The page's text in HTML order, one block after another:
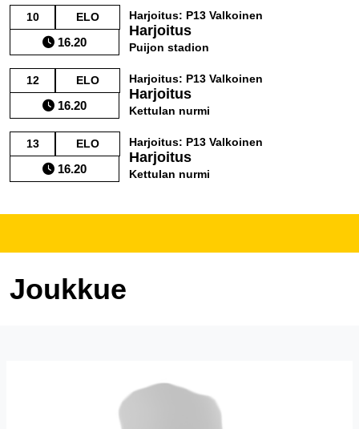
10 ELO
16.20
Harjoitus: P13 Valkoinen
Harjoitus
Puijon stadion
12 ELO
16.20
Harjoitus: P13 Valkoinen
Harjoitus
Kettulan nurmi
13 ELO
16.20
Harjoitus: P13 Valkoinen
Harjoitus
Kettulan nurmi
Joukkue